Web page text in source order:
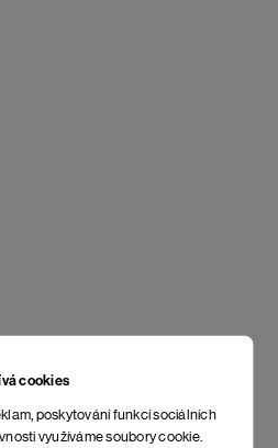
cookies
poskytování funkcí sociálních
využíváme soubory cookie.